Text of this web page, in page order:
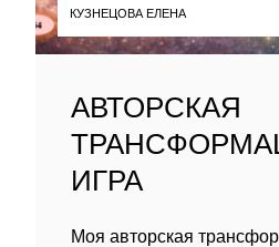
КУЗНЕЦОВА ЕЛЕНА
АВТОРСКАЯ
ИГРА
Моя авторская